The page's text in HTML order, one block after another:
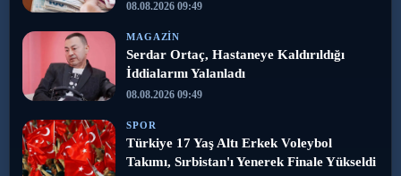
08.08.2026 09:49
MAGAZIN
Serdar Ortaç, Hastaneye Kaldırıldığı
İddialarını Yalanladı
08.08.2026 09:49
SPOR
Türkiye 17 Yaş Altı Erkek Voleybol
Takımı, Sırbistan'ı Yenerek Finale Yükseldi